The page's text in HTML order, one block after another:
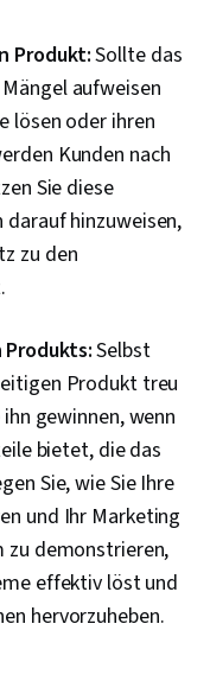
Produkt:Sollte das
aufweisen
lösen oder ihren
Kunden nach
Sie diese
darauf hinzuweisen,
zu den
Selbst
Produkt treu
gewinnen, wenn
bietet, die das
Sie, wie Sie Ihre
und Ihr Marketing
zu demonstrieren,
effektiv löst und
hervorzuheben.